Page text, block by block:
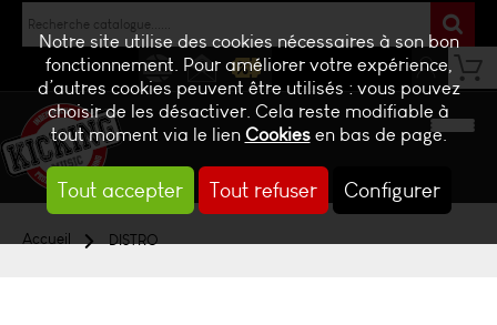
Notre site utilise des cookies nécessaires à son bon
fonctionnement. Pour améliorer votre expérience,
d’autres cookies peuvent être utilisés : vous pouvez
choisir de les désactiver. Cela reste modifiable à
tout moment via le lienCookiesen bas de page.
Tout accepter Tout refuser Configurer
NEWS CONTACTBILLETTERIE
Accueil DISTRO